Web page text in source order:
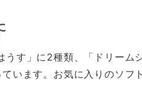
うす」に2種類、「ドリーム
います。お気に入りのソフ